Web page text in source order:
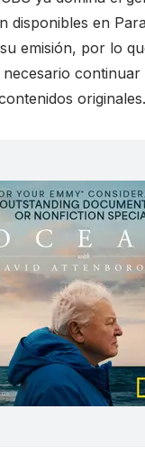
disponibles en
emisión, por lo
continuar
originales.